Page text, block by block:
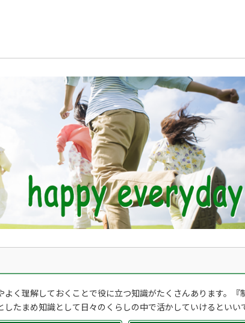
く理解しておくことで役に立つ知識がたくさんあります。『
たまめ知識として日々のくらしの中で活かしていけるといい